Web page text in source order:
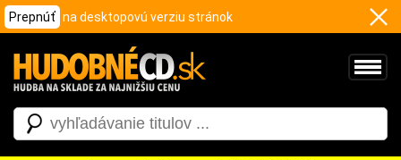
Prepnúť na desktopovú verziu stránok